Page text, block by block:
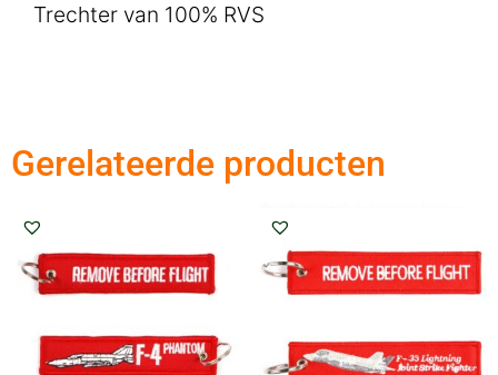
Trechter van 100% RVS
Gerelateerde producten